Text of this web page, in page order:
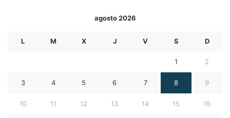
agosto 2026
L M X J V S D
1 2
3 4 5 6 7 8 9
10 11 12 13 14 15 16